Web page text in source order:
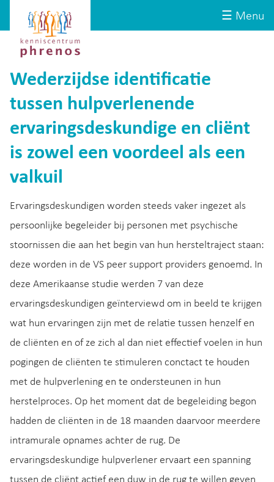
☰ Menu
Kenniscentrum
Phrenos
website
Wederzijdse identificatie
tussen hulpverlenende
ervaringsdeskundige en cliënt
is zowel een voordeel als een
valkuil
Ervaringsdeskundigen worden steeds vaker ingezet als
persoonlijke begeleider bij personen met psychische
stoornissen die aan het begin van hun hersteltraject staan:
deze worden in de VS peer support providers genoemd. In
deze Amerikaanse studie werden 7 van deze
ervaringsdeskundigen geïnterviewd om in beeld te krijgen
wat hun ervaringen zijn met de relatie tussen henzelf en
de cliënten en of ze zich al dan niet effectief voelen in hun
pogingen de cliënten te stimuleren conctact te houden
met de hulpverlening en te ondersteunen in hun
herstelproces. Op het moment dat de begeleiding begon
hadden de cliënten in de 18 maanden daarvoor meerdere
intramurale opnames achter de rug. De
ervaringsdeskundige hulpverlener ervaart een spanning